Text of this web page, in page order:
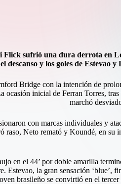
Flick sufrió una dura derrota en
descanso y los goles de Estevao
Bridge con la intención de
ocasión inicial de Ferran Torres,
marchó
con marcas individuales y
raso, Neto remató y Koundé, en su
en el 44’ por doble amarilla
Estevao, la gran sensación ‘blue’,
brasileño se convirtió en el